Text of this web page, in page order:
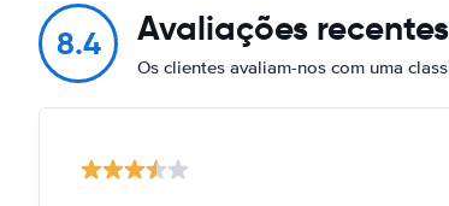
8.4 Avaliações recentes
Os clientes avaliam-nos com uma